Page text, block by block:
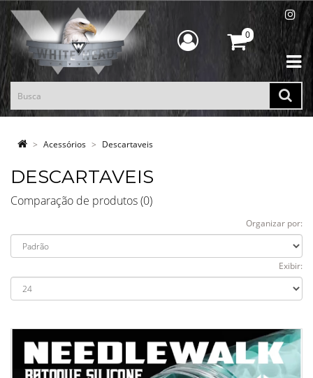
0
Acessórios Descartaveis
DESCARTAVEIS
Comparação de produtos (0)
Organizar por:
Exibir: